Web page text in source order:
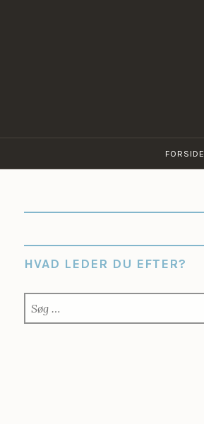
FORSIDE
HVAD LEDER DU EFTER?
EFTER: